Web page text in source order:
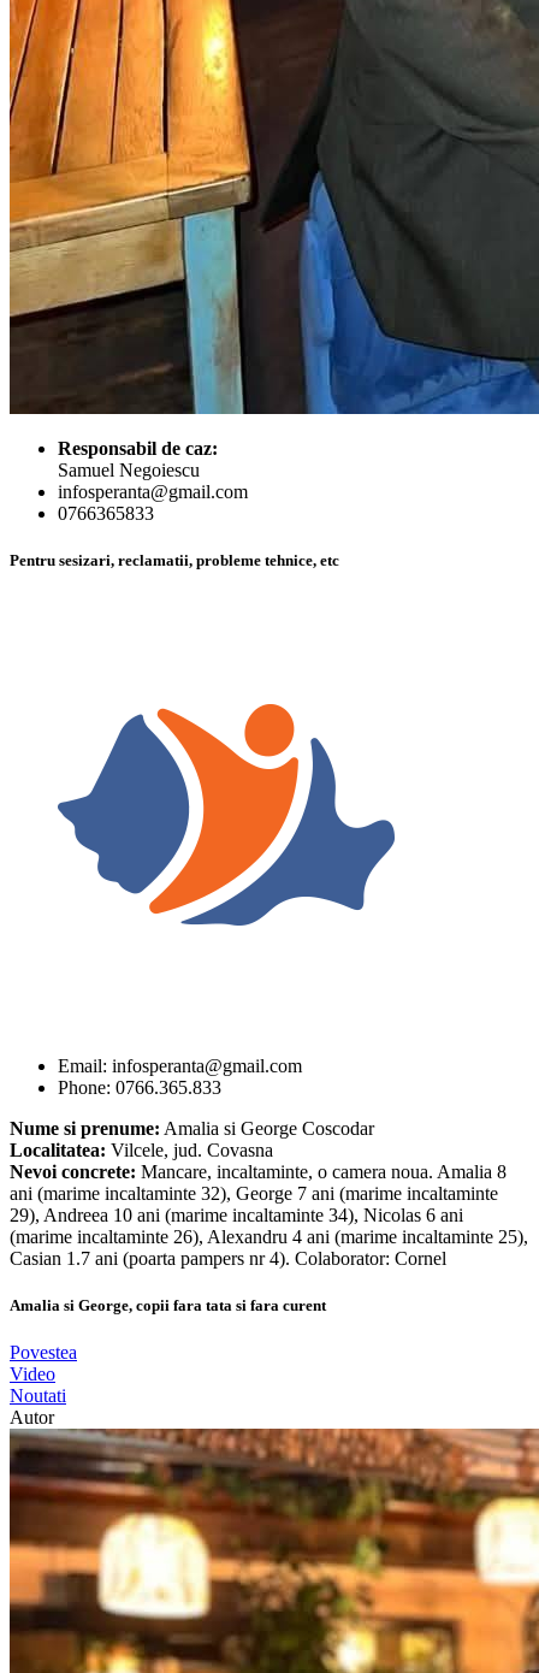
Responsabil de caz:
Samuel Negoiescu
infosperanta@gmail.com
0766365833
Pentru sesizari, reclamatii, probleme tehnice, etc
Email: infosperanta@gmail.com
Phone: 0766.365.833
Nume si prenume: Amalia si George Coscodar
Localitatea: Vilcele, jud. Covasna
Nevoi concrete: Mancare, incaltaminte, o camera noua. Amalia 8
ani (marime incaltaminte 32), George 7 ani (marime incaltaminte
29), Andreea 10 ani (marime incaltaminte 34), Nicolas 6 ani
(marime incaltaminte 26), Alexandru 4 ani (marime incaltaminte 25),
Casian 1.7 ani (poarta pampers nr 4). Colaborator: Cornel
Amalia si George, copii fara tata si fara curent
Povestea
Video
Noutati
Autor